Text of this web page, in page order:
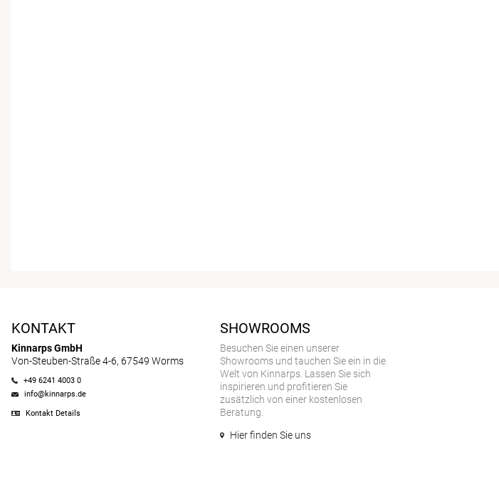
KONTAKT
Kinnarps GmbH
Von-Steuben-Straße 4-6, 67549 Worms
+49 6241 4003 0
info@kinnarps.de
Kontakt Details
SHOWROOMS
Besuchen Sie einen unserer
Showrooms und tauchen Sie ein in die
Welt von Kinnarps. Lassen Sie sich
inspirieren und profitieren Sie
zusätzlich von einer kostenlosen
Beratung.
Hier finden Sie uns